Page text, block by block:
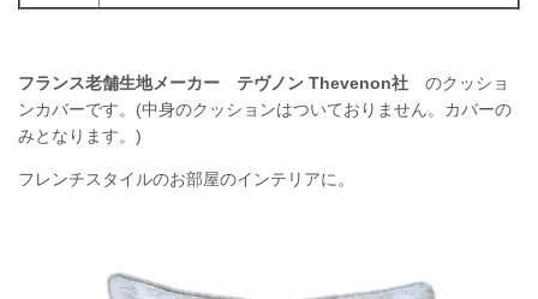
フランス老舗生地メーカー テヴノン Thevenon社 のクッショ
ンカバーです。(中身のクッションはついておりません。カバーの
みとなります。)
フレンチスタイルのお部屋のインテリアに。